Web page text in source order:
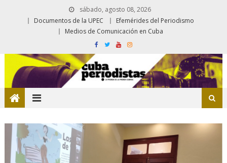
sábado, agosto 08, 2026
Documentos de la UPEC
Efemérides del Periodismo
Medios de Comunicación en Cuba